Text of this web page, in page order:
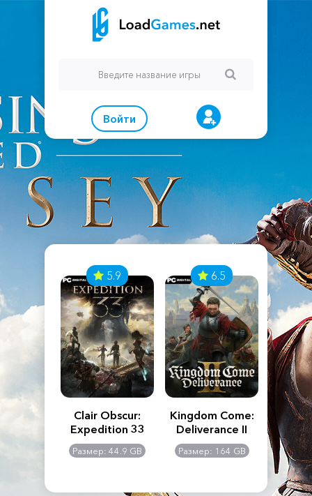
Войти
Creed
5.9
Clair Obscur:
Expedition 33
Размер: 44.9 GB
6.5
Kingdom Come:
Deliverance II
Размер: 164 GB
The